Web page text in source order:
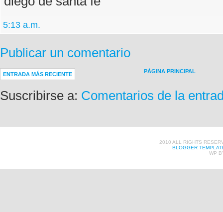
5:13 a.m.
Publicar un comentario
ENTRADA MÁS RECIENTE PÁGINA PRINCIPAL
Suscribirse a: Comentarios de la
2010 ALL RIGHTS
BLOGGER
WP